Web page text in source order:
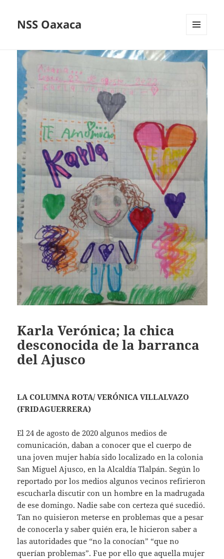
NSS Oaxaca
WIDGETS
Karla Verónica; la chica
desconocida de la barranca
del Ajusco
LA COLUMNA ROTA/ VERÓNICA VILLALVAZO
(FRIDAGUERRERA)
El 24 de agosto de 2020 algunos medios de
comunicación, daban a conocer que el cuerpo de
una joven mujer había sido localizado en la colonia
San Miguel Ajusco, en la Alcaldía Tlalpán. Según lo
reportado por los medios algunos vecinos refirieron
escucharla discutir con un hombre en la madrugada
de ese domingo. Nadie sabe con certeza qué sucedió.
Tan no quisieron meterse en problemas que a pesar
de conocerla y saber quién era, le hicieron saber a
las autoridades que “no la conocían” “que no
querían problemas”. Fue por ello que aquella mujer